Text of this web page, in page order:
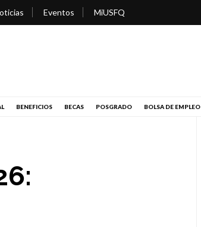
Eventos MiUSFQ
BENEFICIOS BECAS POSGRADO BOLSA DE EMPLEO